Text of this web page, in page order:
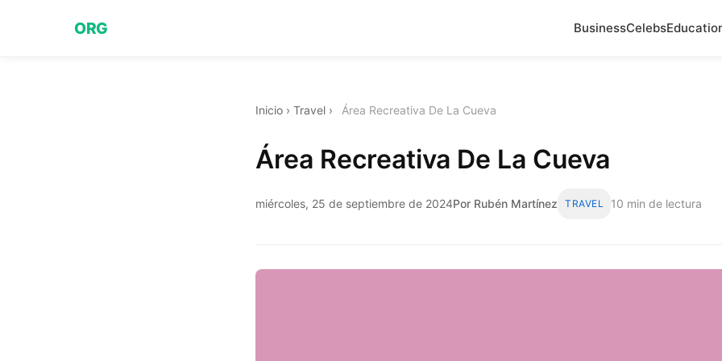
ORG BusinessCelebs
Inicio › Travel › Área Recreativa De La Cueva
Área Recreativa De La Cueva
miércoles, 25 de septiembre de 2024Por Rubén Martínez TRAVEL 10 min de lectura